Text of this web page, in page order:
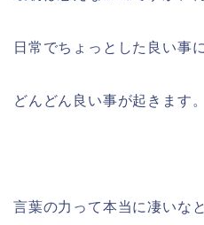
日常でちょっとした良い事
どんどん良い事が起きます。
言葉の力って本当に凄いな